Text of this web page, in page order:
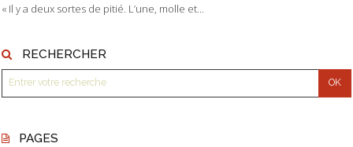
« Il y a deux sortes de pitié. L’une, molle et...
RECHERCHER
PAGES